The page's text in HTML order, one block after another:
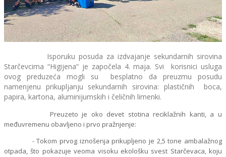
Isporuku posuda za izdvajanje sekundarnih sirovina
Starčevcima “Higijena“ je započela 4. maja. Svi korisnici usluga
ovog preduzeća mogli su besplatno da preuzmu posudu
namenjenu prikupljanju sekundarnih sirovina: plastičnih boca,
papira, kartona, aluminijumskih i čeličnih limenki.
Preuzeto je oko devet stotina reciklažnih kanti, a u
međuvremenu obavljeno i prvo pražnjenje:
- Tokom prvog iznošenja prikupljeno je 2,5 tone ambalažnog
otpada, što pokazuje veoma visoku ekološku svest Starčevaca, koju